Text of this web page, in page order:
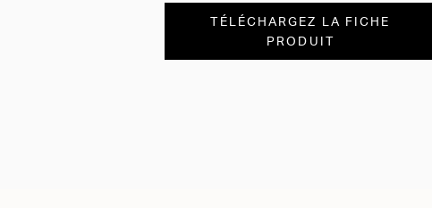
TÉLÉCHARGEZ LA FICHE
PRODUIT